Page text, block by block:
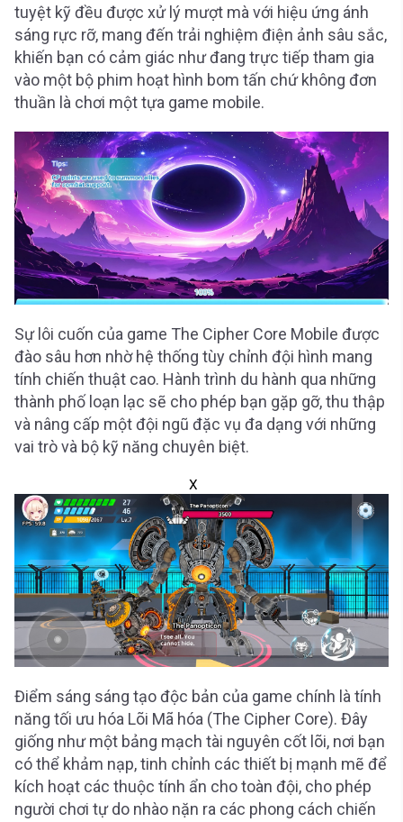
tuyệt kỹ đều được xử lý mượt mà với hiệu ứng ánh
sáng rực rỡ, mang đến trải nghiệm điện ảnh sâu sắc,
khiến bạn có cảm giác như đang trực tiếp tham gia
vào một bộ phim hoạt hình bom tấn chứ không đơn
thuần là chơi một tựa game mobile.
Sự lôi cuốn của game The Cipher Core Mobile được
đào sâu hơn nhờ hệ thống tùy chỉnh đội hình mang
tính chiến thuật cao. Hành trình du hành qua những
thành phố loạn lạc sẽ cho phép bạn gặp gỡ, thu thập
và nâng cấp một đội ngũ đặc vụ đa dạng với những
vai trò và bộ kỹ năng chuyên biệt.
X
Điểm sáng sáng tạo độc bản của game chính là tính
năng tối ưu hóa Lõi Mã hóa (The Cipher Core). Đây
giống như một bảng mạch tài nguyên cốt lõi, nơi bạn
có thể khảm nạp, tinh chỉnh các thiết bị mạnh mẽ để
kích hoạt các thuộc tính ẩn cho toàn đội, cho phép
người chơi tự do nhào nặn ra các phong cách chiến